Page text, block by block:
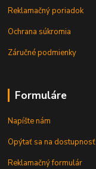
Reklamačný poriadok
Ochrana súkromia
Záručné podmienky
Formuláre
Napíšte nám
Opýtať sa na dostupnosť
Reklamačný formulár